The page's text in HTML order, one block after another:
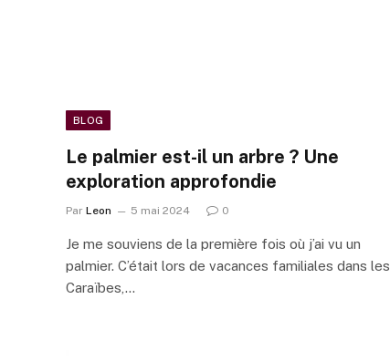
BLOG
Le palmier est-il un arbre ? Une
exploration approfondie
Par Leon 5 mai 2024 0
Je me souviens de la première fois où j’ai vu un
palmier. C’était lors de vacances familiales dans les
Caraïbes,…